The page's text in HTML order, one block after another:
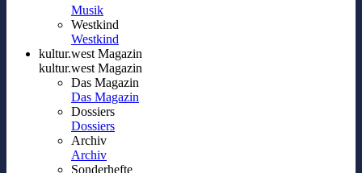
Musik
Westkind
Westkind
kultur.west Magazin
kultur.west Magazin
Das Magazin
Das Magazin
Dossiers
Dossiers
Archiv
Archiv
Sonderhefte